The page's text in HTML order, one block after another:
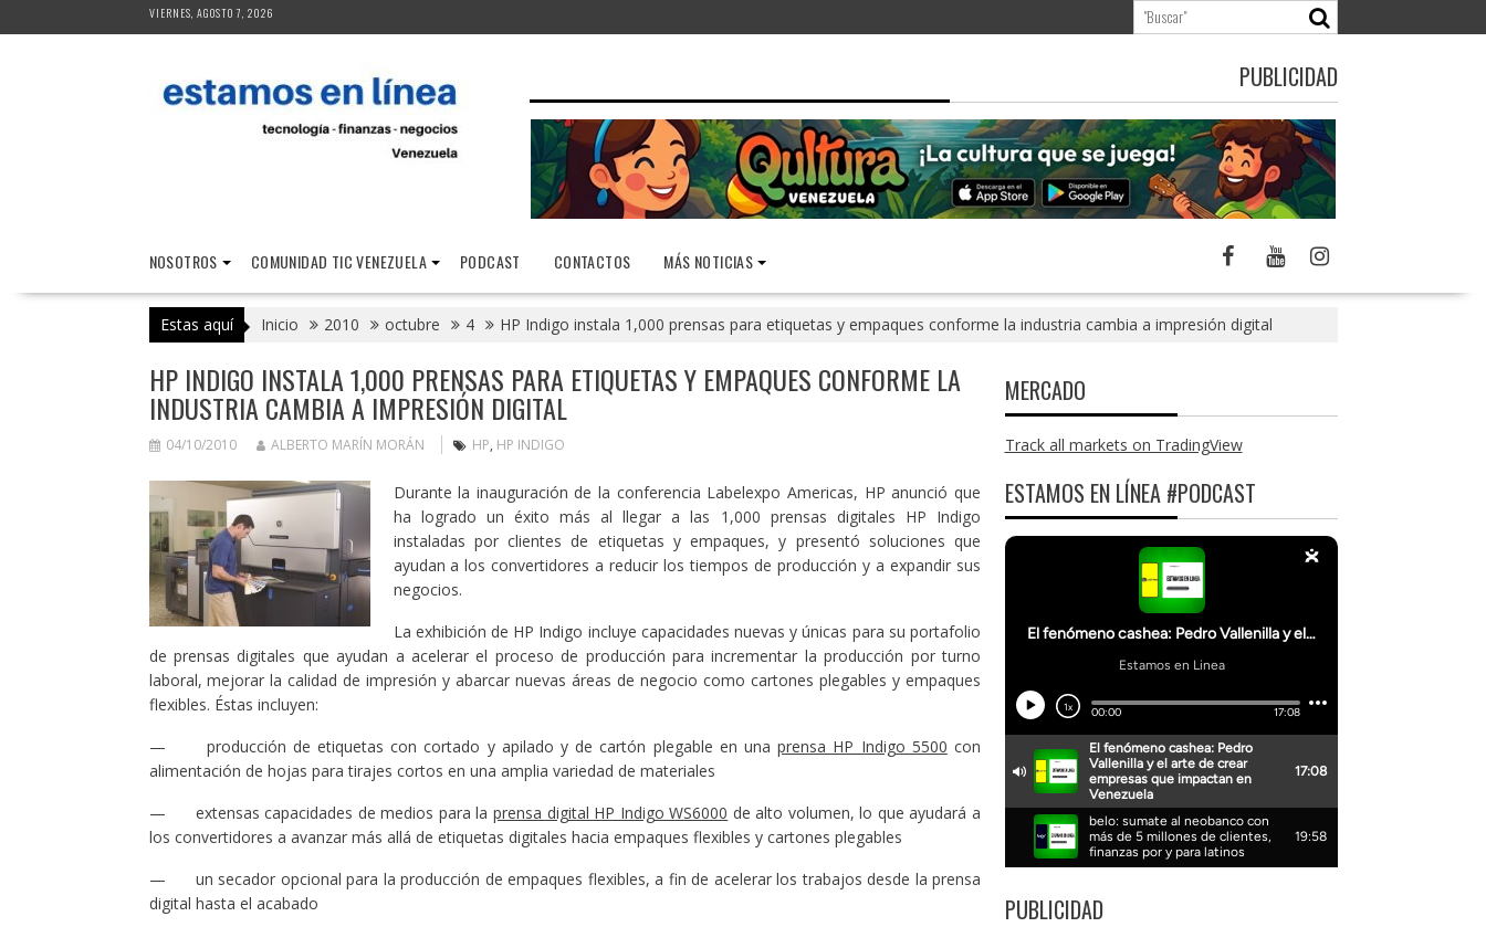
al
VIERNES, AGOSTO 7, 2026
PUBLICIDAD
NOSOTROS COMUNIDAD TIC VENEZUELA PODCAST CONTACTOS MÁS NOTICIAS
Estas aquí Inicio 2010 octubre 4 HP Indigo instala 1,000 prensas para etiquetas y empaques conforme la industria cambia a impresión digital
HP INDIGO INSTALA 1,000 PRENSAS PARA ETIQUETAS Y EMPAQUES CONFORME LA
INDUSTRIA CAMBIA A IMPRESIÓN DIGITAL
04/10/2010 ALBERTO MARÍN MORÁN HP, HP INDIGO
Durante la inauguración de la conferencia Labelexpo Americas, HP anunció que
ha logrado un éxito más al llegar a las 1,000 prensas digitales HP Indigo
instaladas por clientes de etiquetas y empaques, y presentó soluciones que
ayudan a los convertidores a reducir los tiempos de producción y a expandir sus
negocios.
La exhibición de HP Indigo incluye capacidades nuevas y únicas para su portafolio
de prensas digitales que ayudan a acelerar el proceso de producción para incrementar la producción por turno
laboral, mejorar la calidad de impresión y abarcar nuevas áreas de negocio como cartones plegables y empaques
flexibles. Éstas incluyen:
— producción de etiquetas con cortado y apilado y de cartón plegable en unaprensa HP Indigo 5500 con
alimentación de hojas para tirajes cortos en una amplia variedad de materiales
— extensas capacidades de medios para laprensa digital HP Indigo WS6000 de alto volumen, lo que ayudará a
los convertidores a avanzar más allá de etiquetas digitales hacia empaques flexibles y cartones plegables
— un secador opcional para la producción de empaques flexibles, a fin de acelerar los trabajos desde la prensa
digital hasta el acabado
MERCADO
Track all markets on TradingView
ESTAMOS EN LÍNEA #PODCAST
PUBLICIDAD